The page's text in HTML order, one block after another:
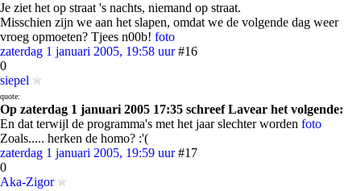
Je ziet het op straat 's nachts, niemand op straat.
Misschien zijn we aan het slapen, omdat we de volgende dag weer
vroeg opmoeten? Tjees n00b! foto
zaterdag 1 januari 2005, 19:58 uur #16
0
siepel
quote:
Op zaterdag 1 januari 2005 17:35 schreef Lavear het volgende:
En dat terwijl de programma's met het jaar slechter worden foto
Zoals..... herken de homo? :'(
zaterdag 1 januari 2005, 19:59 uur #17
0
Aka-Zigor